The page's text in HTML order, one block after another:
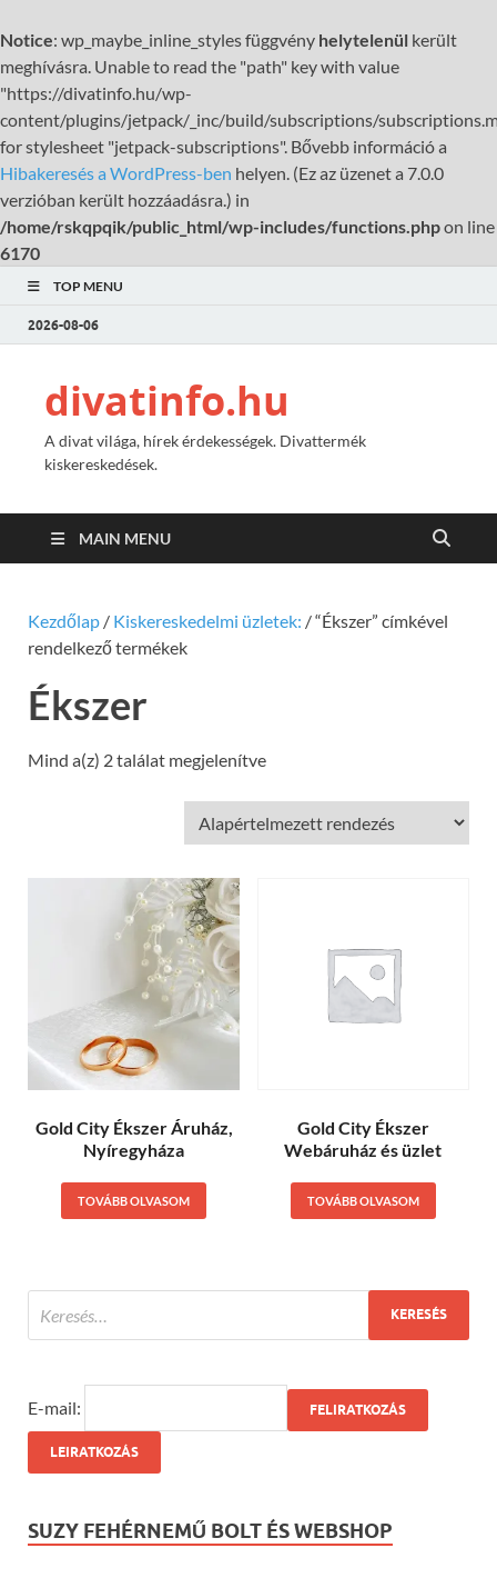
Notice: wp_maybe_inline_styles függvény helytelenül került
meghívásra. Unable to read the "path" key with value
"https://divatinfo.hu/wp-
content/plugins/jetpack/_inc/build/subscriptions/
for stylesheet "jetpack-subscriptions". Bővebb információ a
Hibakeresés a WordPress-ben helyen. (Ez az üzenet a 7.0.0
verzióban került hozzáadásra.) in
/home/rskqpqik/public_html/wp-includes/functions.phpon line
6170
TOP MENU
2026-08-06
divatinfo.hu
A divat világa, hírek érdekességek. Divattermék
kiskereskedések.
MAIN MENU
Kezdőlap / Kiskereskedelmi üzletek: / “Ékszer” címkével
rendelkező termékek
Ékszer
Mind a(z) 2 találat megjelenítve
Gold City Ékszer Áruház,
Nyíregyháza
TOVÁBB OLVASOM
Gold City Ékszer
Webáruház és üzlet
TOVÁBB OLVASOM
E-mail:
SUZY FEHÉRNEMŰ BOLT ÉS WEBSHOP